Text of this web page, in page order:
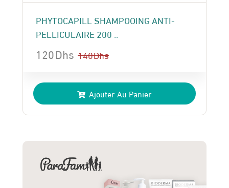
PHYTOCAPILL SHAMPOOING ANTI-
PELLICULAIRE 200 ..
140Dhs
prix
initial
était :
120Dhs
prix
actuel
est :
Ajouter Au Panier